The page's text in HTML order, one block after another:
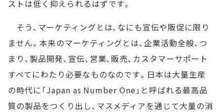
ストは低く抑えられるはずです。
そう、マーケティングとは、なにも宣伝や販促に限り
ません。本来のマーケティングとは、企業活動全般、つ
まり、製品開発、宣伝、営業、販売、カスタマーサポート
すべてにわたり必要なものなのです。日本は大量生産
の時代に「Japan as Number One」と呼ばれる最高品
質の製品をつくり出し、マスメディアを通じて大量の消